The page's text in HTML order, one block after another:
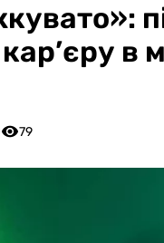
в
79